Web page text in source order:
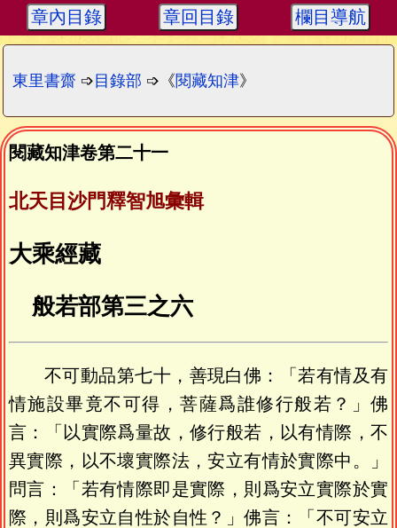
章內目錄 章回目錄 欄目導航
東里書齋 ➩目錄部 ➩《閱藏知津》
閱藏知津卷第二十一
北天目沙門釋智旭彙輯
大乘經藏
般若部第三之六
不可動品第七十，善現白佛：「若有情及有
情施設畢竟不可得，菩薩爲誰修行般若？」佛
言：「以實際爲量故，修行般若，以有情際，不
異實際，以不壞實際法，安立有情於實際中。」
問言：「若有情際即是實際，則爲安立實際於實
際，則爲安立自性於自性？」佛言：「不可安立